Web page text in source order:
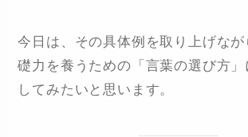
今日は、その具体例を取り上げな
礎力を養うための「言葉の選び方
してみたいと思います。